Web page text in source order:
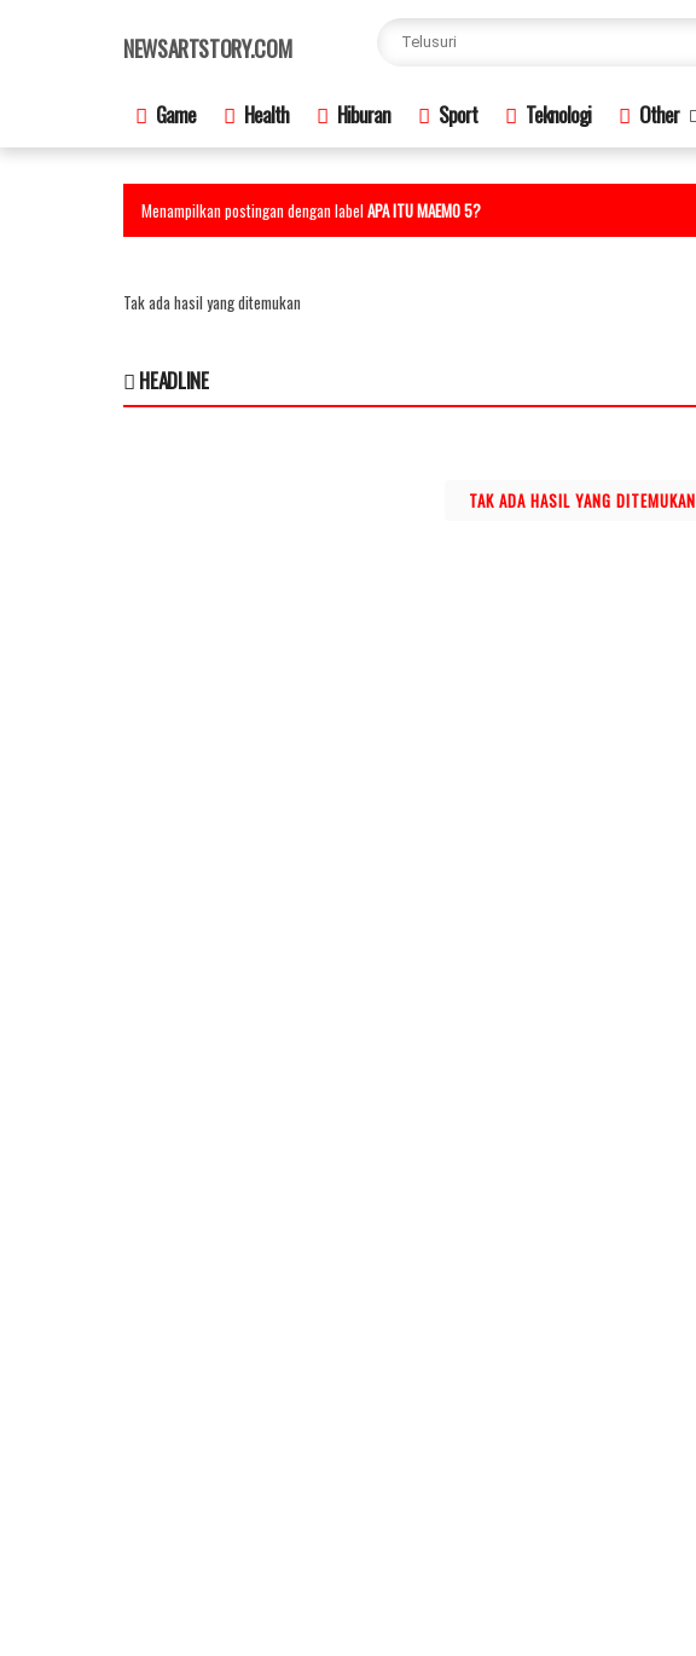
NEWSARTSTORY.COM
Game Health Hiburan Sport Teknologi Other
Menampilkan postingan dengan labelAPA ITU MAEMO 5?
Tak ada hasil yang ditemukan
HEADLINE
TAK ADA HASIL YANG DITEMUKAN